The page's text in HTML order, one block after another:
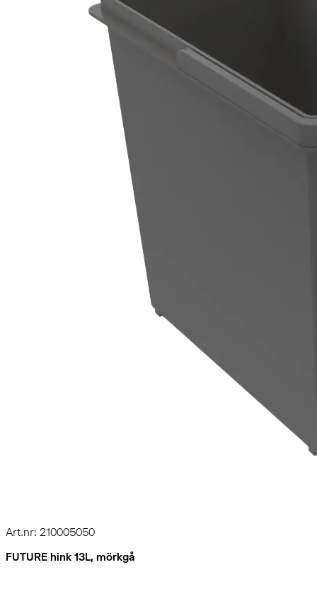
Art.nr: 210005050
FUTURE hink 13L, mörkgå